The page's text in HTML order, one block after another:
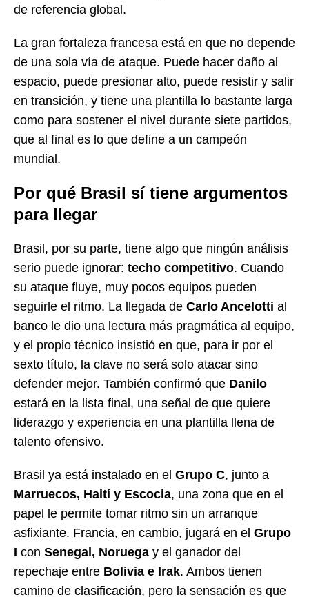
de referencia global.
La gran fortaleza francesa está en que no depende
de una sola vía de ataque. Puede hacer daño al
espacio, puede presionar alto, puede resistir y salir
en transición, y tiene una plantilla lo bastante larga
como para sostener el nivel durante siete partidos,
que al final es lo que define a un campeón
mundial.
Por qué Brasil sí tiene argumentos
para llegar
Brasil, por su parte, tiene algo que ningún análisis
serio puede ignorar: techo competitivo. Cuando
su ataque fluye, muy pocos equipos pueden
seguirle el ritmo. La llegada de Carlo Ancelotti al
banco le dio una lectura más pragmática al equipo,
y el propio técnico insistió en que, para ir por el
sexto título, la clave no será solo atacar sino
defender mejor. También confirmó que Danilo
estará en la lista final, una señal de que quiere
liderazgo y experiencia en una plantilla llena de
talento ofensivo.
Brasil ya está instalado en el Grupo C, junto a
Marruecos, Haití y Escocia, una zona que en el
papel le permite tomar ritmo sin un arranque
asfixiante. Francia, en cambio, jugará en el Grupo
I con Senegal, Noruega y el ganador del
repechaje entre Bolivia e Irak. Ambos tienen
camino de clasificación, pero la sensación es que